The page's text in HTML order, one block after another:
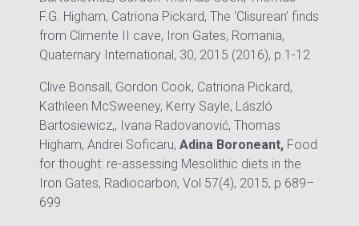
F.G. Higham, Catriona Pickard, The ‘Clisurean’ finds
from Climente II cave, Iron Gates, Romania,
Quaternary International, 30, 2015 (2016), p.1-12
Clive Bonsall, Gordon Cook, Catriona Pickard,
Kathleen McSweeney, Kerry Sayle, László
Bartosiewicz,, Ivana Radovanović, Thomas
Higham, Andrei Soficaru,Adina Boroneant, Food
for thought: re-assessing Mesolithic diets in the
Iron Gates, Radiocarbon, Vol 57(4), 2015, p 689–
699